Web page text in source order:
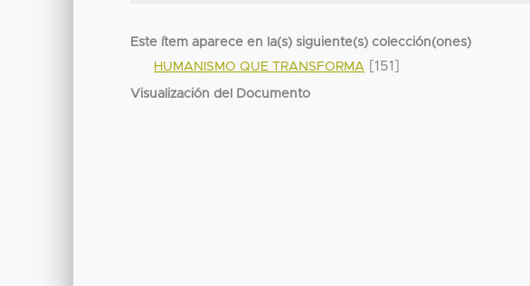
Este ítem aparece en la(s) siguiente(s) colección(ones)
HUMANISMO QUE TRANSFORMA [151]
Visualización del Documento